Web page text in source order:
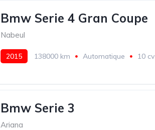
Bmw Serie 4 Gran Coupe
Nabeul
2015 138000 km Automatique 10 cv
Bmw Serie 3
Ariana